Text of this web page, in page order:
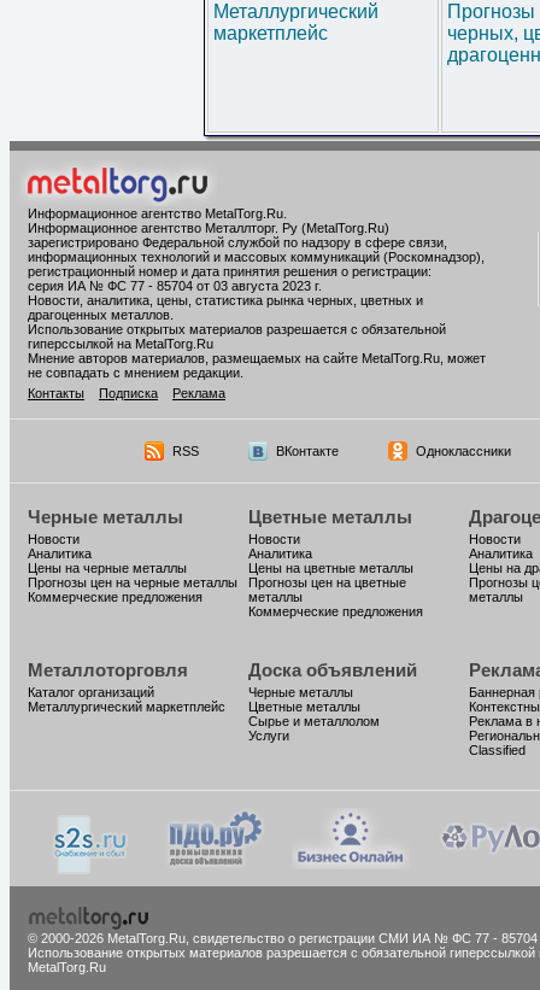
Металлургический
маркетплейс
черных,
Информационное агентство MetalTorg.Ru
Информационное агентство Металлторг. Ру (MetalTorg.Ru)
зарегистрировано Федеральной службой по надзору в сфере связи,
информационных технологий и массовых коммуникаций (Роскомнадзор),
регистрационный номер и дата принятия решения о регистрации:
серия ИА № ФС 77 - 85704 от 03 августа 2023 г.
Новости, аналитика, цены, статистика рынка черных, цветных и
драгоценных металлов.
Использование открытых материалов разрешается с обязательной
гиперссылкой на MetalTorg.Ru
Мнение авторов материалов, размещаемых на сайте MetalTorg.Ru, может
не совпадать с мнением редакции.
Контакты
Подписка Реклама
RSS ВКонтакте Одноклассники
Черные металлы
Новости
Аналитика
Цены на черные металлы
Прогнозы цен на черные металлы
Коммерческие предложения
Цветные металлы
Новости
Аналитика
Цены на цветные металлы
Прогнозы цен на цветные
металлы
Коммерческие предложения
Новости
Аналитика
Цены на
Прогнозы
металлы
Металлоторговля
Каталог организаций
Металлургический маркетплейс
Доска объявлений
Черные металлы
Цветные металлы
Сырье и металлолом
Услуги
Баннерная
Реклама в
Classified
© 2000-2026 MetalTorg.Ru, cвидетельство о регистрации СМИ ИА № ФС 77 - 85704
Использование открытых материалов разрешается с обязательной гиперссылкой
MetalTorg.Ru